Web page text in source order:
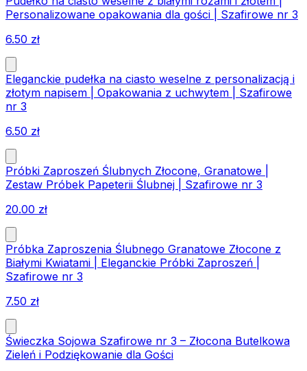
Personalizowane opakowania dla gości | Szafirowe nr 3
6.50 zł
Eleganckie pudełka na ciasto weselne z personalizacją i
złotym napisem | Opakowania z uchwytem | Szafirowe
nr 3
6.50 zł
Próbki Zaproszeń Ślubnych Złocone, Granatowe |
Zestaw Próbek Papeterii Ślubnej | Szafirowe nr 3
20.00 zł
Próbka Zaproszenia Ślubnego Granatowe Złocone z
Białymi Kwiatami | Eleganckie Próbki Zaproszeń |
Szafirowe nr 3
7.50 zł
Świeczka Sojowa Szafirowe nr 3 – Złocona Butelkowa
Zieleń i Podziękowanie dla Gości